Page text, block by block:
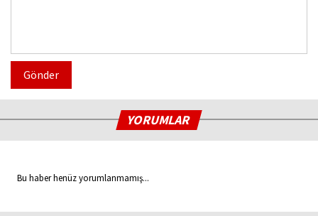
Gönder
YORUMLAR
Bu haber henüz yorumlanmamış...